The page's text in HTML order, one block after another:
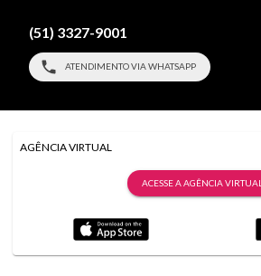
(51) 3327-9001
ATENDIMENTO VIA WHATSAPP
AGÊNCIA VIRTUAL
ACESSE A AGÊNCIA VIRTUAL